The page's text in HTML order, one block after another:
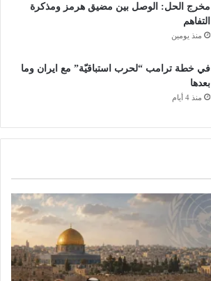
مخرج الحل: الوصل بين مضيق هرمز ومذكرة
التفاهم
منذ يومين
في خطة ترامب “لحرب استباقيّة” مع ايران وما
بعدها
منذ 4 أيام